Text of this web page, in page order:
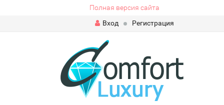
Полная версия сайта
Вход
Регистрация